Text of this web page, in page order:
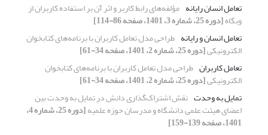
تعامل انسان رایانه مؤلفه‌های رابط کاربر و اثر آن بر استفاده کاربران از
وبگاه[دوره 25، شماره 3، 1401، صفحه 86-114]
تعامل انسان و رایانه طراحی مدل تعامل کاربران با برنامه‌های کتابخوان
الکترونیکی[دوره 25، شماره 2، 1401، صفحه 34-61]
تعامل کاربران طراحی مدل تعامل کاربران با برنامه‌های کتابخوان
الکترونیکی[دوره 25، شماره 2، 1401، صفحه 34-61]
تمایل به وحدت نقش اشتراک‌گذاری دانش در تمایل به وحدت بین
اعضای هیئت علمی دانشگاه و مدرسان حوزه علمیه [دوره 25، شماره 4،
1401، صفحه 139-159]